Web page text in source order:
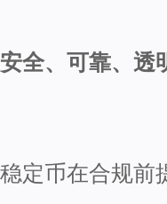
全、可靠、透
定币在合规前